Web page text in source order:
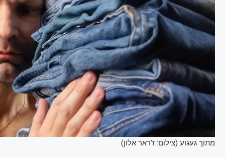
מתוך געגוע (צילום: ז'ראר אלון)